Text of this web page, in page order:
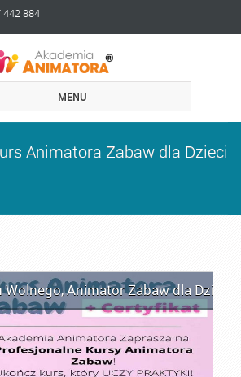
884
MENU
Animatora Zabaw dla Dzieci
Wolnego,Animator Zabaw dla Dzieci